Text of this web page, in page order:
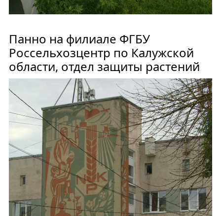
Панно на филиале ФГБУ
Россельхозцентр по Калужской
области, отдел защиты растений